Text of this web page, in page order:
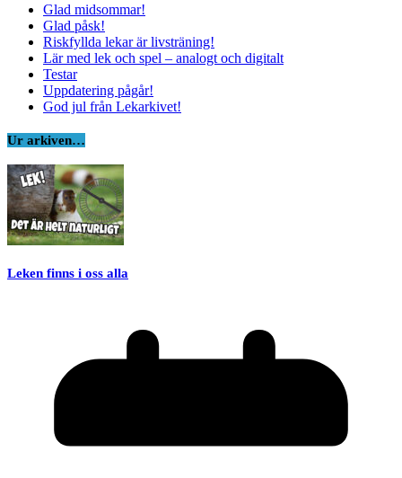
Glad midsommar!
Glad påsk!
Riskfyllda lekar är livsträning!
Lär med lek och spel – analogt och digitalt
Testar
Uppdatering pågår!
God jul från Lekarkivet!
Ur arkiven…
Leken finns i oss alla